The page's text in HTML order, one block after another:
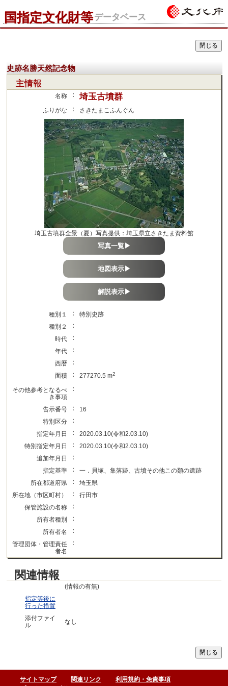
国指定文化財等データベース
史跡名勝天然記念物
主情報
名称 ： 埼玉古墳群
ふりがな ： さきたまこふんぐん
埼玉古墳群全景（夏）写真提供：埼玉県立さきたま資料館
写真一覧▶
地図表示▶
解説表示▶
種別１ ：
特別史跡
種別２
：
時代 ：
年代 ：
西暦 ：
面積 ： 277270.5 m2
その他参考となるべ
き事項
：
告示番号 ：
16
特別区分
：
指定年月日 ：
2020.03.10(令和2.03.10)
特別指定年月日
：
2020.03.10(令和2.03.10)
追加年月日
：
指定基準 ：
一．貝塚、集落跡、古墳その他この類の遺跡
所在都道府県
：
埼玉県
所在地（市区町村）
：
行田市
保管施設の名称
：
所有者種別 ：
所有者名 ：
管理団体・管理責任
者名
：
関連情報
(情報の有無)
指定等後に
行った措置
添付ファイ
ル
なし
サイトマップ 関連リンク
利用規約・免責事項